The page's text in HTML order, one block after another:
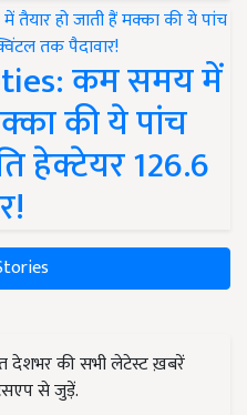
कम समय में
की ये पांच
हेक्टेयर 126.6
देशभर की सभी लेटेस्ट ख़बरें
से जुड़ें.